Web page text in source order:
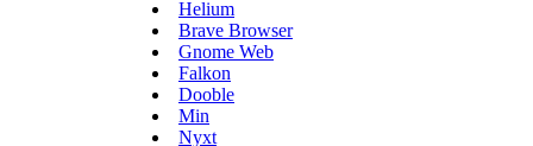
Helium
Brave Browser
Gnome Web
Falkon
Dooble
Min
Nyxt